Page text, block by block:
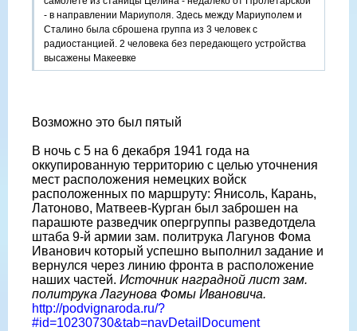
- в направлении Мариуполя. Здесь между Мариуполем и
Сталино была сброшена группа из 3 человек с
радиостанцией. 2 человека без передающего устройства
высажены Макеевке
Возможно это был пятый
В ночь с 5 на 6 декабря 1941 года на
оккупированную территорию с целью уточнения
мест расположения немецких войск
расположенных по маршруту: Янисоль, Карань,
Латоново, Матвеев-Курган был заброшен на
парашюте разведчик опергруппы разведотдела
штаба 9-й армии зам. политрука Лагунов Фома
Иванович который успешно выполнил задание и
вернулся через линию фронта в расположение
наших частей. Источник наградной лист зам.
политрука Лагунова Фомы Ивановича.
http://podvignaroda.ru/?
#id=10230730&tab=navDetailDocument